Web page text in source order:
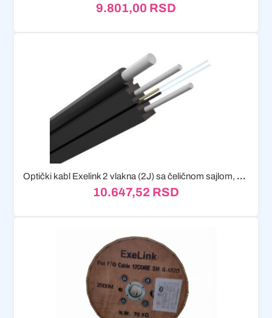
9.801,00 RSD
Optički kabl Exelink 2 vlakna (2J) sa čeličnom sajlom, FTTH...
10.647,52 RSD